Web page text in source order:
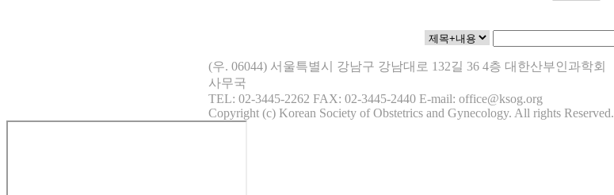
(우. 06044) 서울특별시 강남구 강남대로 132길 36 4층 대한산부인과학회
사무국
TEL: 02-3445-2262 FAX: 02-3445-2440 E-mail: office@ksog.org
Copyright (c) Korean Society of Obstetrics and Gynecology. All rights Reserved.